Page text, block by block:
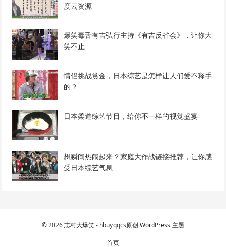
度云资源
爆笑毒舌有吉弘行主持《有吉反省会》，让你大
笑不止
情侣挑战赏金，日本综艺是怎样让人们爱不释手
的？
日本柔道综艺节目，给你不一样的视觉盛宴
想瞬间热闹起来？家庭大作战链接推荐，让你感
受日本综艺气息
© 2026志村大爆笑- hbuyqqcs原创 WordPress 主题
首页